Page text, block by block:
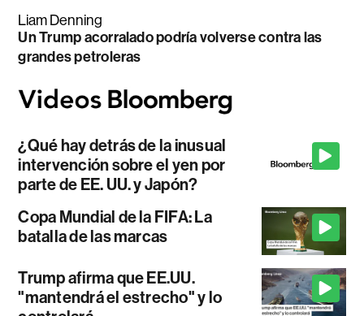
Liam Denning
Un Trump acorralado podría volverse contra las
grandes petroleras
¿Qué hay detrás de la inusual
intervención sobre el yen por
parte de EE. UU. y Japón?
Copa Mundial de la FIFA: La
batalla de las marcas
Trump afirma que EE.UU.
"mantendrá el estrecho" y lo